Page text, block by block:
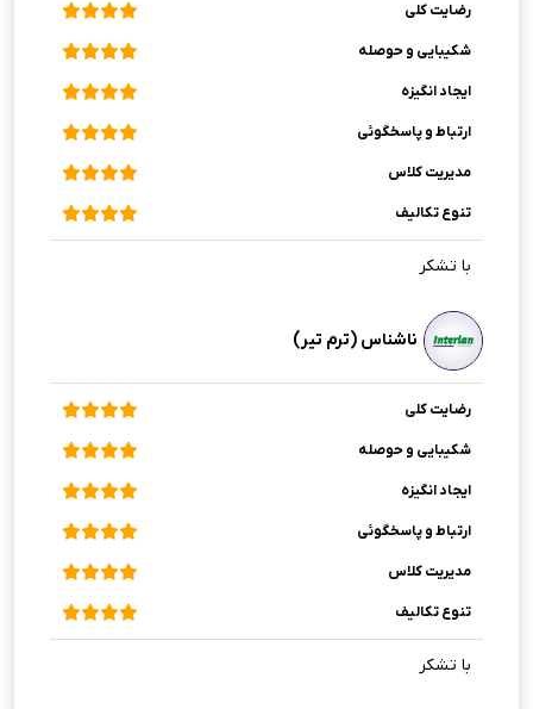
رضایت کلی
شکیبایی و حوصله
ایجاد انگیزه
ارتباط و پاسخگوئی
مدیریت کلاس
تنوع تکالیف
با تشکر
ناشناس (ترم تیر)
رضایت کلی
شکیبایی و حوصله
ایجاد انگیزه
ارتباط و پاسخگوئی
مدیریت کلاس
تنوع تکالیف
با تشکر